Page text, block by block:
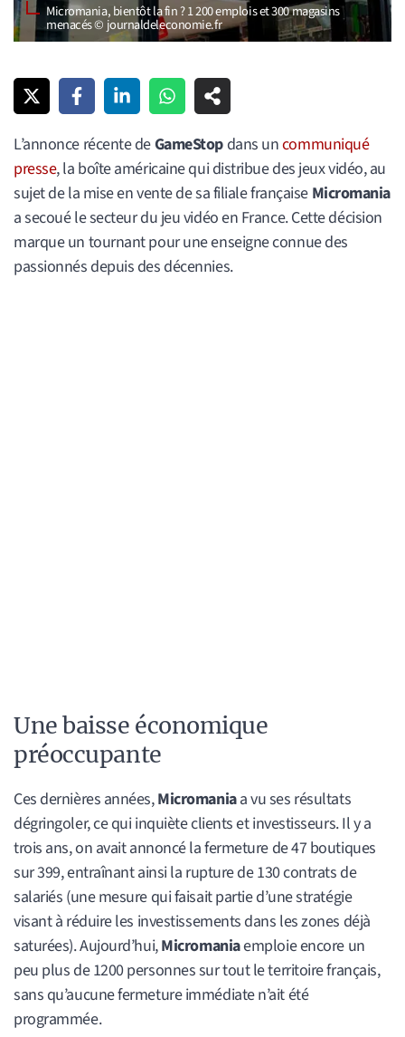
Micromania, bientôt la fin ? 1 200 emplois et 300 magasins
menacés © journaldeleconomie.fr
L’annonce récente deGameStopdans uncommuniqué
presse, la boîte américaine qui distribue des jeux vidéo, au
sujet de la mise en vente de sa filiale française Micromania
a secoué le secteur du jeu vidéo en France. Cette décision
marque un tournant pour une enseigne connue des
passionnés depuis des décennies.
Une baisse économique
préoccupante
Ces dernières années,Micromaniaa vu ses résultats
dégringoler, ce qui inquiète clients et investisseurs. Il y a
trois ans, on avait annoncé la fermeture de 47 boutiques
sur 399, entraînant ainsi la rupture de 130 contrats de
salariés (une mesure qui faisait partie d’une stratégie
visant à réduire les investissements dans les zones déjà
saturées). Aujourd’hui,Micromaniaemploie encore un
peu plus de 1200 personnes sur tout le territoire français,
sans qu’aucune fermeture immédiate n’ait été
programmée.